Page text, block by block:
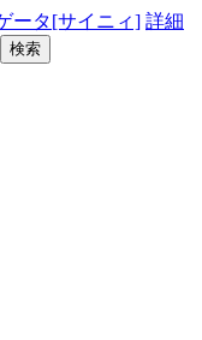
ータ[サイニィ] 詳細
検索